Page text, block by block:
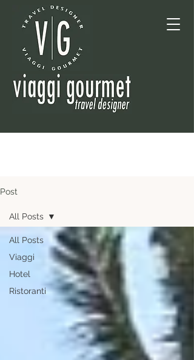
Post
All Posts
Viaggi
Hotel
Ristoranti
All Posts